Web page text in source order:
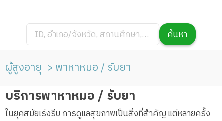
ID, อำเภอ/จังหวัด, สถานศึกษา,
สำคัญ
ค้นหา
ผู้สูงอายุ พาหาหมอ / รับยา
บริการพาหาหมอ / รับยา
ในยุคสมัยเร่งรีบ การดูแลสุขภาพเป็นสิ่งที่สำคัญ แต่หลายครั้ง